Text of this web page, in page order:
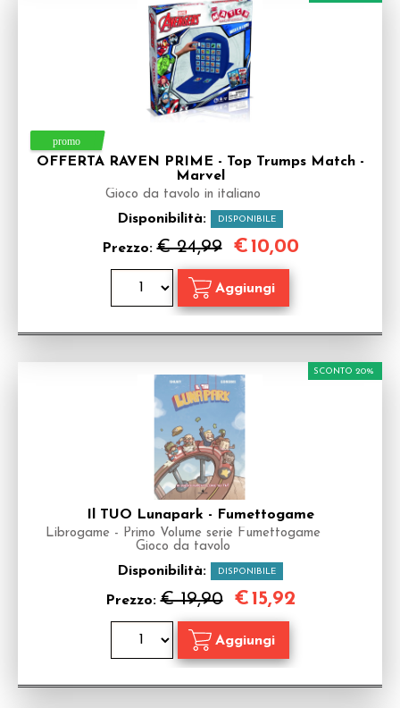
OFFERTA RAVEN PRIME - Top Trumps Match -
Marvel
Gioco da tavolo in italiano
Disponibilità: DISPONIBILE
Prezzo:€ 24,99 €10,00
Il TUO Lunapark - Fumettogame
Librogame - Primo Volume serie Fumettogame
Gioco da tavolo
Disponibilità: DISPONIBILE
Prezzo:€ 19,90
SCONTO 20%
€15,92